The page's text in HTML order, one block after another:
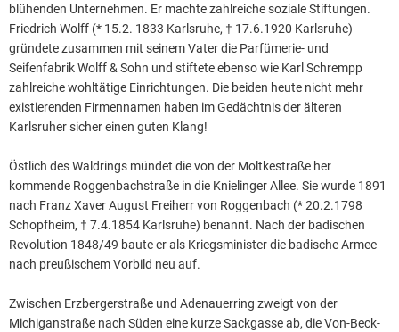
blühenden Unternehmen. Er machte zahlreiche soziale Stiftungen.
Friedrich Wolff (* 15.2. 1833 Karlsruhe, † 17.6.1920 Karlsruhe)
gründete zusammen mit seinem Vater die Parfümerie- und
Seifenfabrik Wolff & Sohn und stiftete ebenso wie Karl Schrempp
zahlreiche wohltätige Einrichtungen. Die beiden heute nicht mehr
existierenden Firmennamen haben im Gedächtnis der älteren
Karlsruher sicher einen guten Klang!
Östlich des Waldrings mündet die von der Moltkestraße her
kommende Roggenbachstraße in die Knielinger Allee. Sie wurde 1891
nach Franz Xaver August Freiherr von Roggenbach (* 20.2.1798
Schopfheim, † 7.4.1854 Karlsruhe) benannt. Nach der badischen
Revolution 1848/49 baute er als Kriegsminister die badische Armee
nach preußischem Vorbild neu auf.
Zwischen Erzbergerstraße und Adenauerring zweigt von der
Michiganstraße nach Süden eine kurze Sackgasse ab, die Von-Beck-